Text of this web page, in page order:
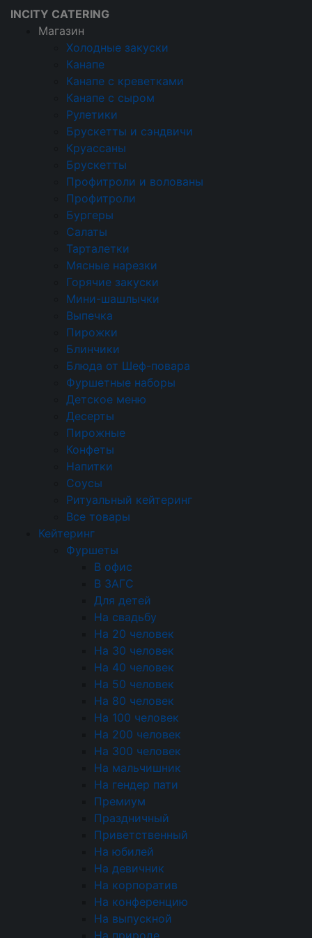
INCITY CATERING
Магазин
Холодные закуски
Канапе
Канапе с креветками
Канапе с сыром
Рулетики
Брускетты и сэндвичи
Круассаны
Брускетты
Профитроли и волованы
Профитроли
Бургеры
Салаты
Тарталетки
Мясные нарезки
Горячие закуски
Мини-шашлычки
Выпечка
Пирожки
Блинчики
Блюда от Шеф-повара
Фуршетные наборы
Детское меню
Десерты
Пирожные
Конфеты
Напитки
Соусы
Ритуальный кейтеринг
Все товары
Кейтеринг
Фуршеты
В офис
В ЗАГС
Для детей
На свадьбу
На 20 человек
На 30 человек
На 40 человек
На 50 человек
На 80 человек
На 100 человек
На 200 человек
На 300 человек
На мальчишник
На гендер пати
Премиум
Праздничный
Приветственный
На юбилей
На девичник
На корпоратив
На конференцию
На выпускной
На природе
Кейтеринговая компания
Холодные закуски
Холодные закуски
Холодные закуски
Канапе с креветками
Канапе с сыром
Рулетики
Брускетты и сэндвичи
Круассаны
Брускетты
Профитроли и волованы
Профитроли
Бургеры
Тарталетки
Мясные нарезки
Горячие закуски
Мини-шашлычки
Блюда от Шеф-повара
Фуршетные наборы
Детское меню
Ритуальный кейтеринг